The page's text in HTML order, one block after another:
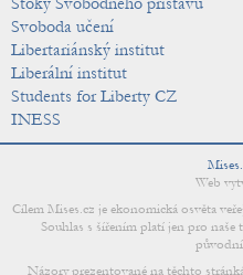
Svoboda učení
Libertariánský institut
Liberální institut
Students for Liberty CZ
INESS
Web
Cílem Mises.cz je ekonomická osvěta
Souhlas s šířením platí jen pro
Názory prezentované na těchto